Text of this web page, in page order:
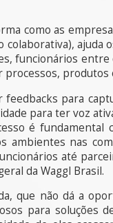
como as
funcionários
produtos
para
para ter voz
é fundamental
nas
até
da Waggl Brasil.
que não dá a
para soluções